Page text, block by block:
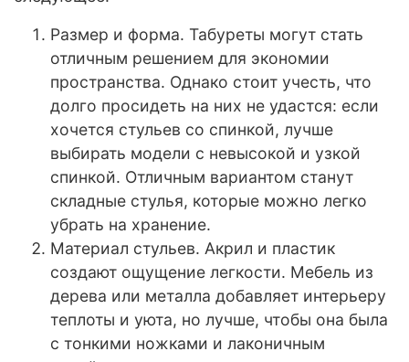
Размер и форма. Табуреты могут стать
отличным решением для экономии
пространства. Однако стоит учесть, что
долго просидеть на них не удастся: если
хочется стульев со спинкой, лучше
выбирать модели с невысокой и узкой
спинкой. Отличным вариантом станут
складные стулья, которые можно легко
убрать на хранение.
Материал стульев. Акрил и пластик
создают ощущение легкости. Мебель из
дерева или металла добавляет интерьеру
теплоты и уюта, но лучше, чтобы она была
с тонкими ножками и лаконичным